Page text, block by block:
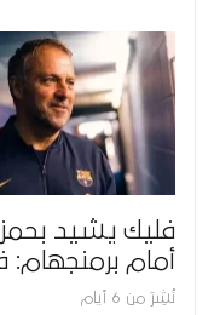
فليك يشيد
أمام برمنجهام:
نُشِرَ من 6 أيام